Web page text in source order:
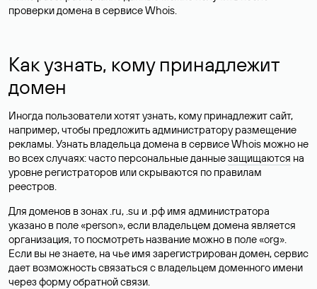
проверки домена в сервисе Whois.
Как узнать, кому принадлежит
домен
Иногда пользователи хотят узнать, кому принадлежит сайт,
например, чтобы предложить администратору размещение
рекламы. Узнать владельца домена в сервисе Whois можно не
во всех случаях: часто персональные данныезащищаются на
уровне регистраторов или скрываются по правилам
реестров.
Для доменов в зонах .ru, .su и .рф имя администратора
указано в поле «person», если владельцем домена является
организация, то посмотреть название можно в поле «org».
Если вы не знаете, на чье имя зарегистрирован домен, сервис
дает возможность связаться с владельцем доменного имени
через форму обратной связи.